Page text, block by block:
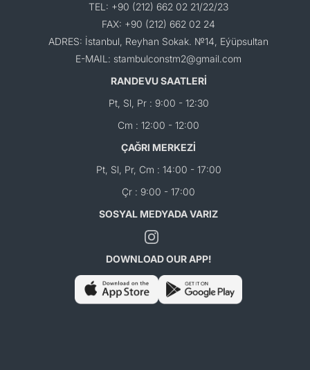
TEL: +90 (212) 662 02 21/22/23
FAX: +90 (212) 662 02 24
ADRES: İstanbul, Reyhan Sokak. №14, Eýüpsultan
E-MAIL: stambulconstm2@gmail.com
RANDEVU SAATLERİ
Pt, Sl, Pr : 9:00 - 12:30
Cm : 12:00 - 12:00
ÇAĞRI MERKEZİ
Pt, Sl, Pr, Cm : 14:00 - 17:00
Çr : 9:00 - 17:00
SOSYAL MEDYADA VARIZ
DOWNLOAD OUR APP!